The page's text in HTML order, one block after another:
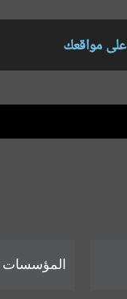
على مواقعك
المؤسسات